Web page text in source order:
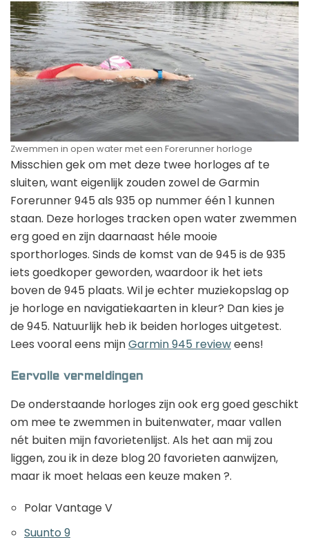
Zwemmen in open water met een Forerunner horloge
Misschien gek om met deze twee horloges af te
sluiten, want eigenlijk zouden zowel de Garmin
Forerunner 945 als 935 op nummer één 1 kunnen
staan. Deze horloges tracken open water zwemmen
erg goed en zijn daarnaast héle mooie
sporthorloges. Sinds de komst van de 945 is de 935
iets goedkoper geworden, waardoor ik het iets
boven de 945 plaats. Wil je echter muziekopslag op
je horloge en navigatiekaarten in kleur? Dan kies je
de 945. Natuurlijk heb ik beiden horloges uitgetest.
Lees vooral eens mijnGarmin 945 revieweens!
Eervolle vermeldingen
De onderstaande horloges zijn ook erg goed geschikt
om mee te zwemmen in buitenwater, maar vallen
nét buiten mijn favorietenlijst. Als het aan mij zou
liggen, zou ik in deze blog 20 favorieten aanwijzen,
maar ik moet helaas een keuze maken ?.
Polar Vantage V
Suunto 9